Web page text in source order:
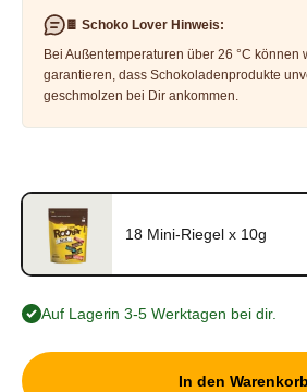
🍫 Schoko Lover Hinweis:
Bei Außentemperaturen über 26 °C können
garantieren, dass Schokoladenprodukte
geschmolzen bei Dir ankommen.
18 Mini-Riegel x 10g, 5,99 €, Grundpreis
18 Mini-Riegel x 10g
Auf Lager- in 3-5 Werktagen bei dir.
In den Warenkorb